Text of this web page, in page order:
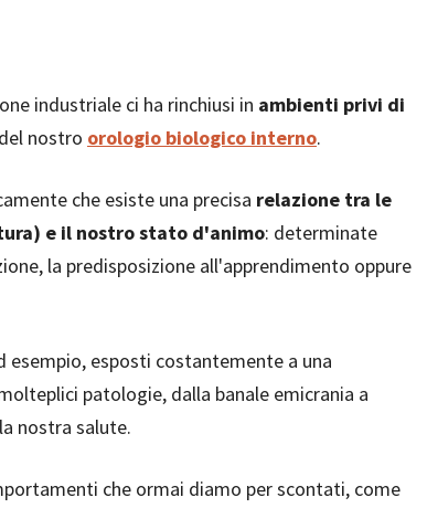
industriale ci ha rinchiusi in ambienti privi di
nostro orologio biologico interno.
che esiste una precisa relazione tra le
e il nostro stato d'animo: determinate
la predisposizione all'apprendimento oppure
esempio, esposti costantemente a una
patologie, dalla banale emicrania a
nostra salute.
che ormai diamo per scontati, come